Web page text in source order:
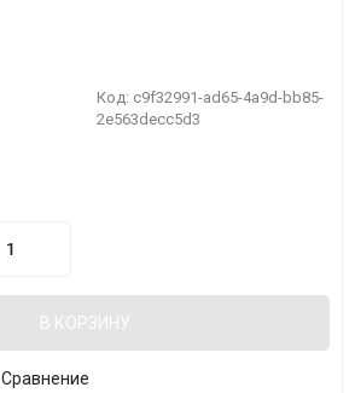
Код: c9f32991-ad65-4a9d-bb85-
2e563decc5d3
В КОРЗИНУ
Сравнение